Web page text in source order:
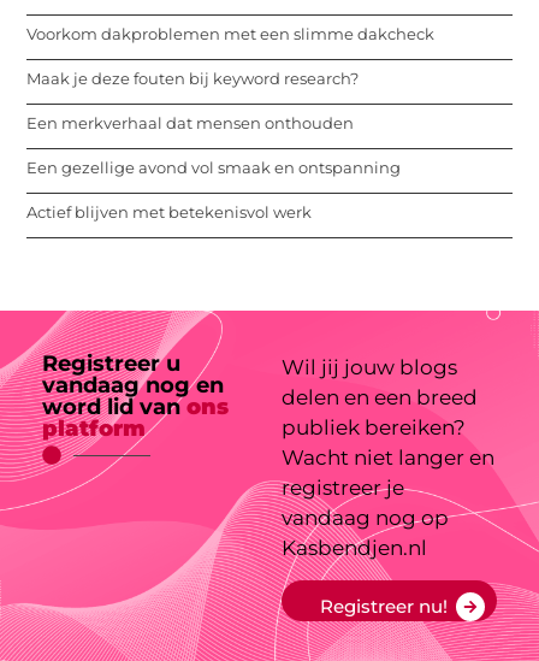
Voorkom dakproblemen met een slimme dakcheck
Maak je deze fouten bij keyword research?
Een merkverhaal dat mensen onthouden
Een gezellige avond vol smaak en ontspanning
Actief blijven met betekenisvol werk
Registreer u
vandaag nog en
word lid vanons
platform
Wil jij jouw blogs
delen en een breed
publiek bereiken?
Wacht niet langer en
registreer je
vandaag nog op
Kasbendjen.nl
Registreer nu!